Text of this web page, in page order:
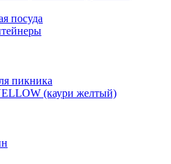
посуда
пикника
(каури желтый)